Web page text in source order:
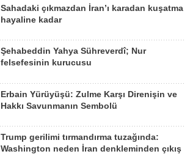
Sahadaki çıkmazdan İran’ı karadan kuşatma
hayaline kadar
Şehabeddin Yahya Sühreverdî; Nur
felsefesinin kurucusu
Erbain Yürüyüşü: Zulme Karşı Direnişin ve
Hakkı Savunmanın Sembolü
Trump gerilimi tırmandırma tuzağında:
Washington neden İran denkleminden çıkış